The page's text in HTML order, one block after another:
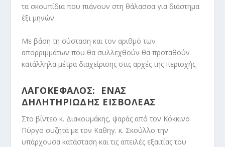
τα σκουπίδια που πιάνουν στη θάλασσα για διάστημα
έξι μηνών.
Με βάση τη σύσταση και τον αριθμό των
απορριμμάτων που θα συλλεχθούν θα προταθούν
κατάλληλα μέτρα διαχείρισης στις αρχές της περιοχής.
ΛΑΓΟΚΕΦΑΛΟΣ: ΕΝΑΣ
ΔΗΛΗΤΗΡΙΩΔΗΣ ΕΙΣΒΟΛΕΑΣ
Στο βίντεο κ. Διακουμάκης, ψαράς από τον Κόκκινο
Πύργο συζητά με τον Καθηγ. κ. Σκούλλο την
υπάρχουσα κατάσταση και τις απειλές εξαιτίας του